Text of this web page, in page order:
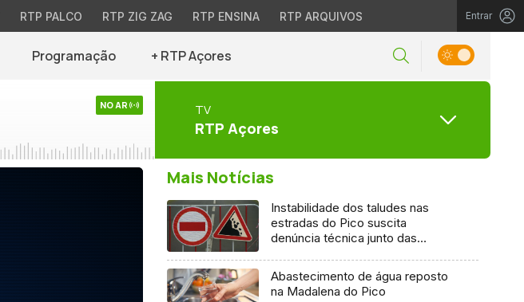
RTP PALCO RTP ZIG ZAG RTP ENSINA RTP ARQUIVOS Entrar
Programação + RTP Açores
NO AR TV
RTP Açores
Mais Notícias
Instabilidade dos taludes nas
estradas do Pico suscita
denúncia técnica junto das
Abastecimento de água reposto
na Madalena do Pico